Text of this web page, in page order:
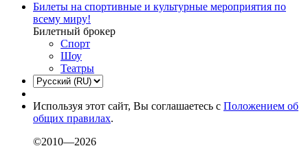
Билеты на спортивные и культурные мероприятия по
всему миру!
Билетный брокер
Спорт
Шоу
Театры
Используя этот сайт, Вы соглашаетесь с Положением об
общих правилах.
©2010—2026